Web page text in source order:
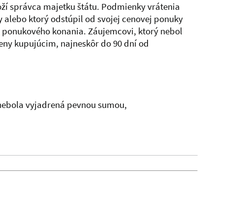
správca majetku štátu. Podmienky vrátenia
alebo ktorý odstúpil od svojej cenovej ponuky
konania. Záujemcovi, ktorý nebol
kupujúcim, najneskôr do 90 dní od
vyjadrená pevnou sumou,